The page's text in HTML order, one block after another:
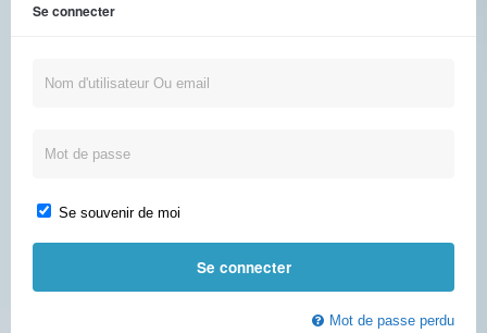
Se connecter
Se souvenir de moi
Mot de passe perdu